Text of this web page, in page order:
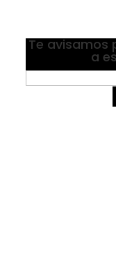
Te avisamos
a